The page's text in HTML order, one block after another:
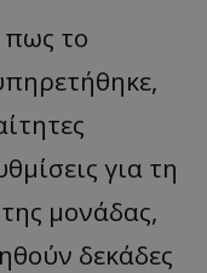
πως το
για τη
μονάδας,
δεκάδες